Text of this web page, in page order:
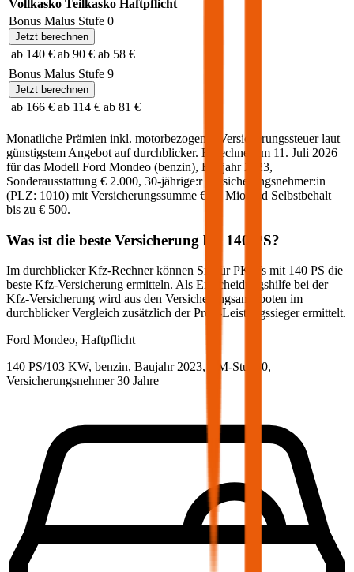
Vollkasko Teilkasko Haftpflicht
Bonus Malus Stufe 0
Jetzt berechnen
ab 140 € ab 90 € ab 58 €
Bonus Malus Stufe 9
Jetzt berechnen
ab 166 € ab 114 € ab 81 €
Monatliche Prämien inkl. motorbezogener Versicherungssteuer laut
günstigstem Angebot auf durchblicker. Berechnet am 11. Juli 2026
für das Modell Ford Mondeo (benzin), Baujahr 2023,
Sonderausstattung € 2.000, 30-jährige:rVersicherungsnehmer:in
(PLZ: 1010) mit Versicherungssumme € 20 Mio und Selbstbehalt
bis zu € 500.
Was ist die beste Versicherung bei 140 PS?
Im durchblicker Kfz-Rechner können Sie für PKWs mit 140 PS die
beste Kfz-Versicherung ermitteln. Als Entscheidungshilfe bei der
Kfz-Versicherung wird aus den Versicherungsangeboten im
durchblicker Vergleich zusätzlich der Preis-Leistungssieger ermittelt.
Ford Mondeo, Haftpflicht
140 PS/103 KW, benzin, Baujahr 2023, BM-Stufe 0,
Versicherungsnehmer 30 Jahre